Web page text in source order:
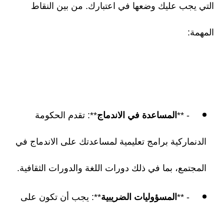
التي يجب عليك وضعها في اعتبارك. من بين النقاط
المهمة:
- ** المساعدة في الاندماج**: تقدم الحكومة
الدنماركية برامج تعليمية لمساعدتك على الاندماج في
المجتمع، بما في ذلك دورات اللغة والدورات الثقافية.
- ** المسؤوليات الضريبية**: يجب أن تكون على